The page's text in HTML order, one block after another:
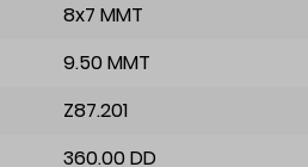
8x7 MMT
9.50 MMT
Z87.201
360.00 DD